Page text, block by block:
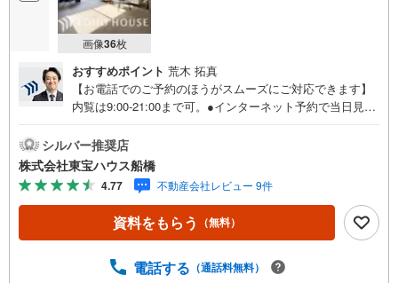
画像36枚
おすすめポイント 荒木 拓真
【お電話でのご予約のほうがスムーズにご対応できます】
内覧は9:00-21:00まで可。●インターネット予約で当日見学
（2）本日～4日以内をご希望の方は「ご要望・ご質問欄」
に希望日時をご記入ください！《物件の特徴》本日ご内覧
可能です！駅徒歩11分の好立地！WRC構造のデザイナーズ
邸宅♪
《東宝ハウ
ス船橋のこだわり》スタッフ一同、すべてのお客様に対し
で接客させていただいています。お客様ひとりひとりが理
シルバー推奨店
株式会社東宝ハウス船橋
4.77 不動産会社レビュー 9件
資料をもらう （無料）
電話する （通話料無料）